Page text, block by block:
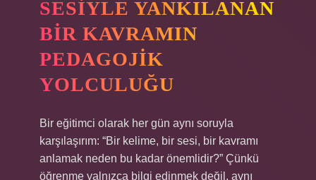
SESIYLE YANKILANAN
BIR KAVRAMIN
PEDAGOJIK
YOLCULUĞU
Bir eğitimci olarak her gün aynı soruyla
karşılaşırım: “Bir kelime, bir sesi, bir kavramı
anlamak neden bu kadar önemlidir?” Çünkü
öğrenme yalnızca bilgi edinmek değil, aynı